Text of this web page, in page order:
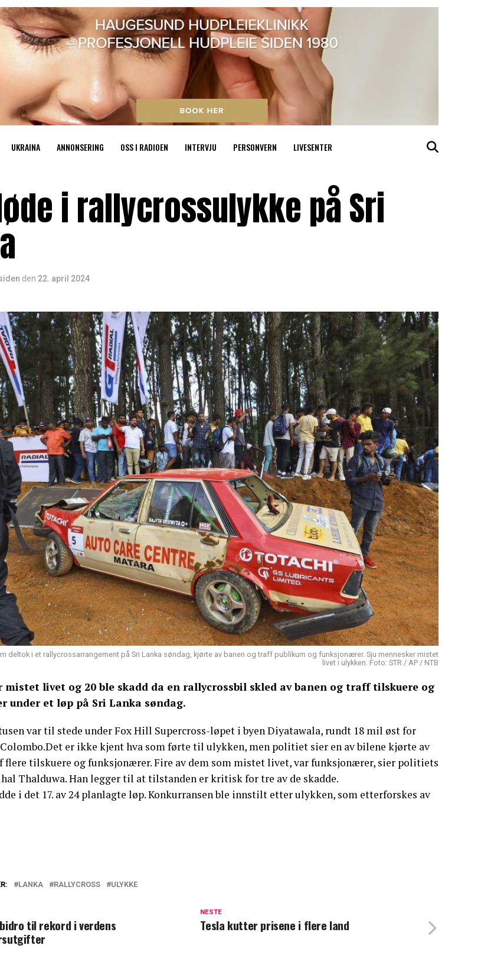
UKRAINA ANNONSERING OSS I RADIOEN INTERVJU PERSONVERN LIVESENTER
i rallycrossulykke på Sri
den 22. april 2024
deltok i et rallycrossarrangement på Sri Lanka søndag, kjørte av banen og traff publikum og funksjonærer. Sju mennesker mistet
livet i ulykken. Foto: STR / AP / NTB
mistet livet og 20 ble skadd da en rallycrossbil skled av banen og traff tilskuere og
under et løp på Sri Lanka søndag.
var til stede under Fox Hill Supercross-løpet i byen Diyatawala, rundt 18 mil øst for
er ikke kjent hva som førte til ulykken, men politiet sier en av bilene kjørte av
flere tilskuere og funksjonærer. Fire av dem som mistet livet, var funksjonærer, sier politiets
Thalduwa. Han legger til at tilstanden er kritisk for tre av de skadde.
i det 17. av 24 planlagte løp. Konkurransen ble innstilt etter ulykken, som etterforskes av
LANKA RALLYCROSS ULYKKE
NESTE
Tesla kutter prisene i flere land
til rekord i verdens